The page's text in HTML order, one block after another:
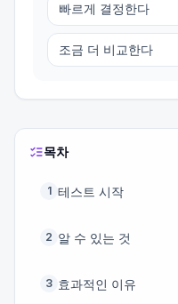
빠르게 결정한다
조금 더 비교한다
목차
1 테스트 시작
2 알 수 있는 것
3 효과적인 이유